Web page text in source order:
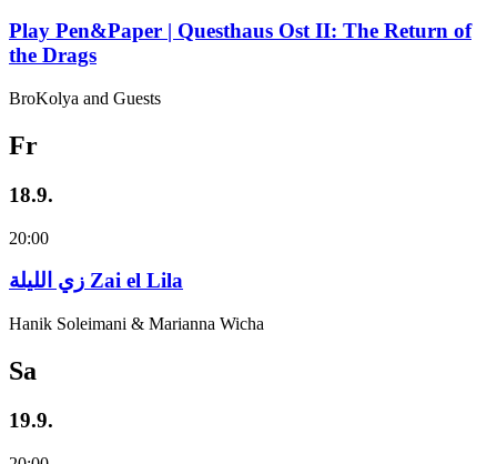
Play Pen&Paper | Questhaus Ost II: The Return of
the Drags
BroKolya and Guests
Fr
18.9.
20:00
زي‌ اللیلة Zai el Lila
Hanik Soleimani & Marianna Wicha
Sa
19.9.